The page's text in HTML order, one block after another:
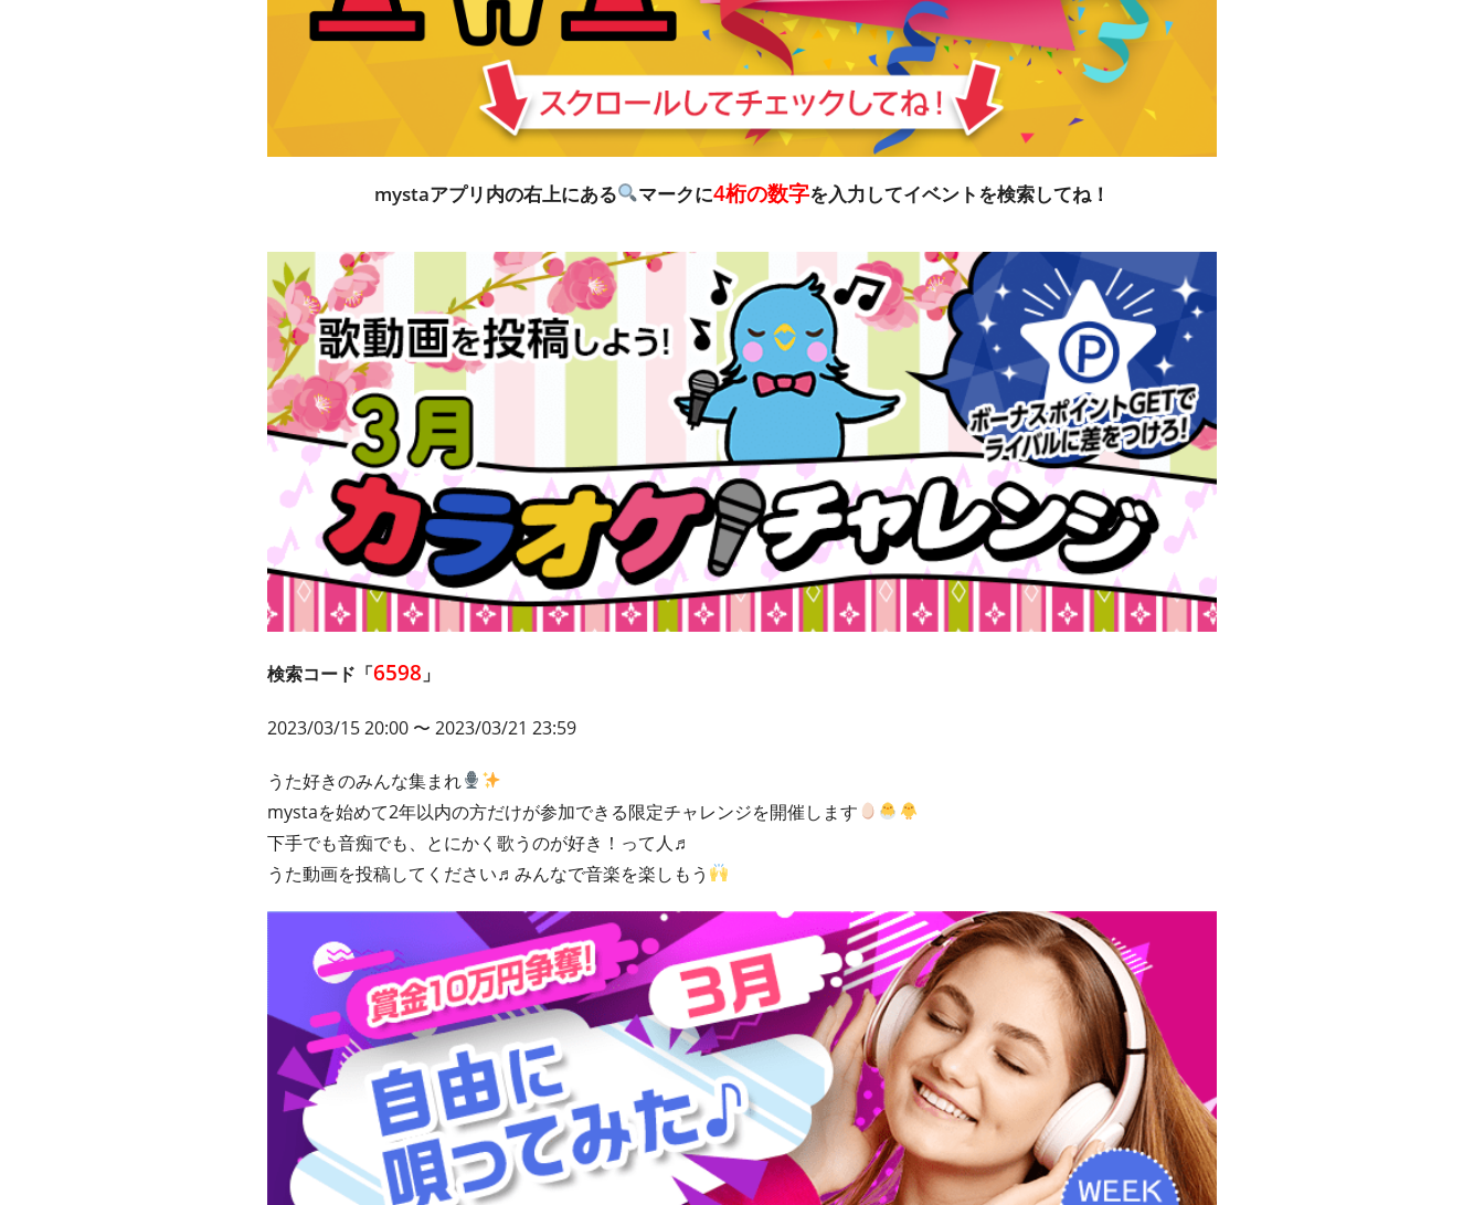
mystaアプリ内の右上にある マークに4桁の数字を入力してイベントを検索してね！
検索コード「6598 」
2023/03/15 20:00 〜 2023/03/21 23:59
うた好きのみんな集まれ
mystaを始めて2年以内の方だけが参加できる限定チャレンジを開催します
下手でも音痴でも、とにかく歌うのが好き！って人♬
うた動画を投稿してください♬みんなで音楽を楽しもう